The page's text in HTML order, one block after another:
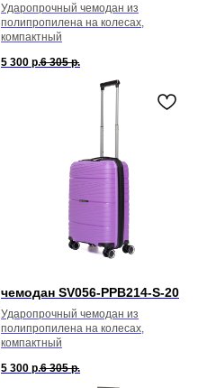
Ударопрочный чемодан из
полипропилена на колесах,
компактный
5 300 р.6 305 р.
чемодан SV056-PPB214-S-20
Ударопрочный чемодан из
полипропилена на колесах,
компактный
5 300 р.6 305 р.